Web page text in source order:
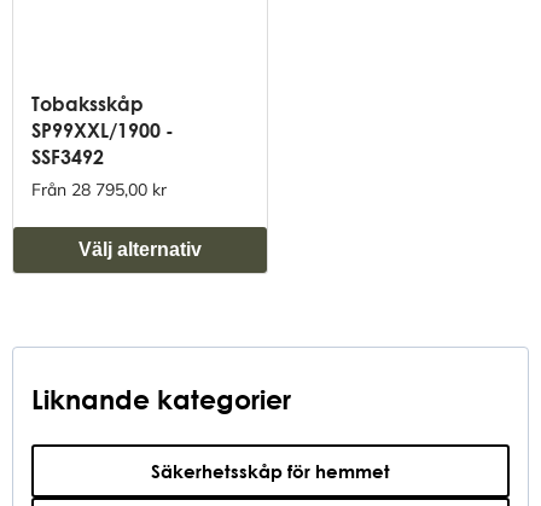
Liknande kategorier
Säkerhetsskåp för hemmet
Tobaksskåp
SP99XXL/1900 -
SSF3492
Från 28 795,00 kr
Välj alternativ